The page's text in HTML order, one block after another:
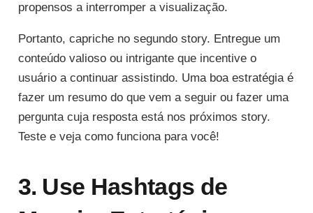
propensos a interromper a visualização.
Portanto, capriche no segundo story. Entregue um
conteúdo valioso ou intrigante que incentive o
usuário a continuar assistindo. Uma boa estratégia é
fazer um resumo do que vem a seguir ou fazer uma
pergunta cuja resposta está nos próximos story.
Teste e veja como funciona para você!
3. Use Hashtags de